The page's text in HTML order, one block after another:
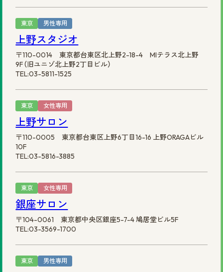
東京 男性専用
上野スタジオ
〒110-0014 東京都台東区北上野2-18-4 MIテラス北上野
9F（旧ユニゾ北上野2丁目ビル）
TEL:03-5811-1525
東京 女性専用
上野サロン
〒110-0005 東京都台東区上野6丁目16-16 上野ORAGAビル
10F
TEL:03-5816-3885
東京 女性専用
銀座サロン
〒104-0061 東京都中央区銀座5-7-4 鳩居堂ビル5F
TEL:03-3569-1700
東京 男性専用